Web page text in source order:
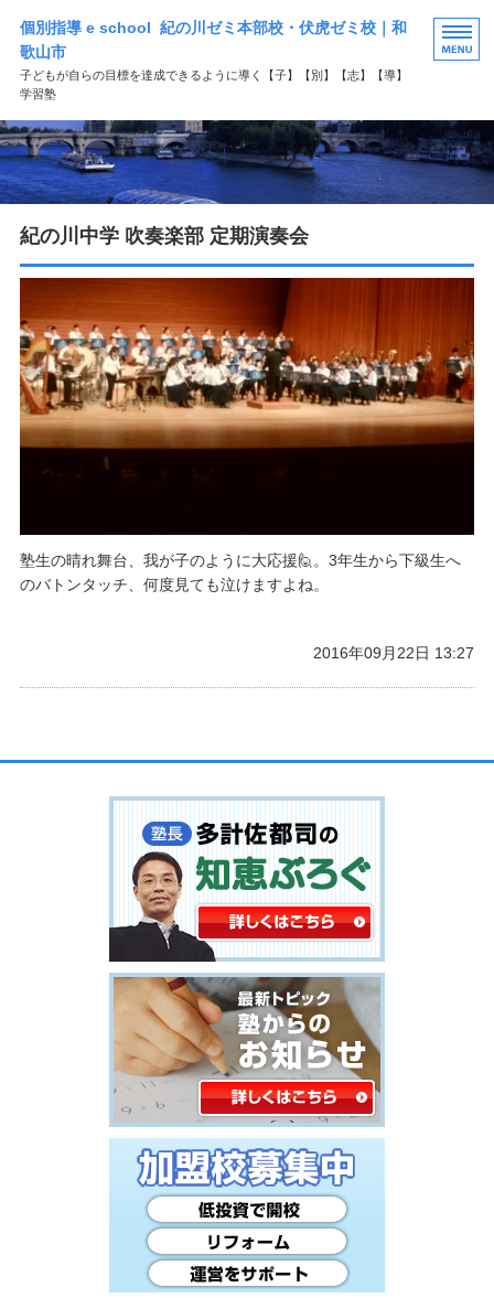
個別指導 e school 紀の川ゼミ本部校・伏虎ゼミ校｜和
歌山市
子どもが自らの目標を達成できるように導く【子】【別】【志】【導】
学習塾
HOME
選ばれる理由
学習塾コース案内
よくある質問
お問い合わせ
紀の川中学 吹奏楽部 定期演奏会
塾生の晴れ舞台、我が子のように大応援🙋。3年生から下級生へ
のバトンタッチ、何度見ても泣けますよね。
2016年09月22日 13:27